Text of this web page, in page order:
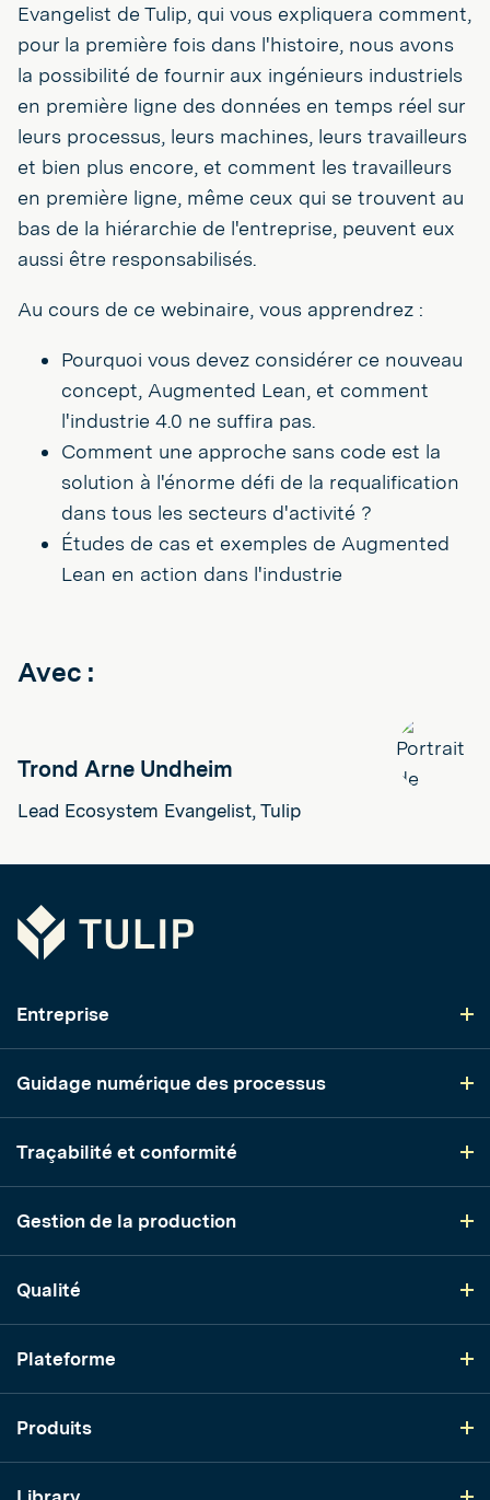
Evangelist de Tulip, qui vous expliquera comment,
pour la première fois dans l'histoire, nous avons
la possibilité de fournir aux ingénieurs industriels
en première ligne des données en temps réel sur
leurs processus, leurs machines, leurs travailleurs
et bien plus encore, et comment les travailleurs
en première ligne, même ceux qui se trouvent au
bas de la hiérarchie de l'entreprise, peuvent eux
aussi être responsabilisés.
Au cours de ce webinaire, vous apprendrez :
Pourquoi vous devez considérer ce nouveau
concept, Augmented Lean, et comment
l'industrie 4.0 ne suffira pas.
Comment une approche sans code est la
solution à l'énorme défi de la requalification
dans tous les secteurs d'activité ?
Études de cas et exemples de Augmented
Lean en action dans l'industrie
Avec :
Trond Arne Undheim
Lead Ecosystem Evangelist, Tulip
Tulip
Entreprise
Guidage numérique des processus
Traçabilité et conformité
Gestion de la production
Qualité
Plateforme
Produits